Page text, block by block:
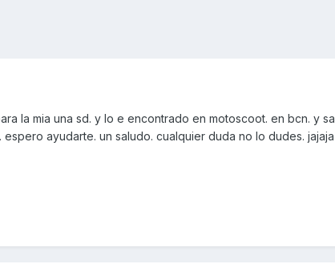
la mia una sd. y lo e encontrado en motoscoot. en bcn. y
espero ayudarte. un saludo. cualquier duda no lo dudes. jajaja